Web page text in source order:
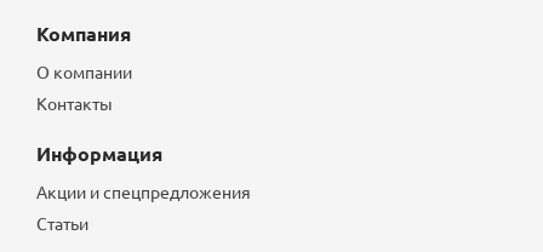
Компания
О компании
Контакты
Информация
Акции и спецпредложения
Статьи